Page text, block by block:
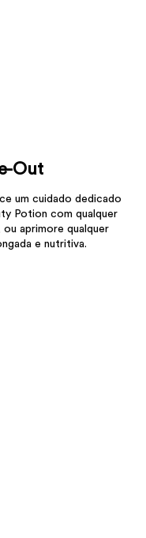
Out
um cuidado dedicado
Potion com qualquer
aprimore qualquer
e nutritiva.